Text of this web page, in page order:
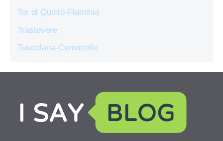
Tor di Quinto-Flaminia
Trastevere
Tuscolana-Centocelle